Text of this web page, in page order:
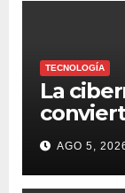
TECNOLOGÍA
La
AGO 5,